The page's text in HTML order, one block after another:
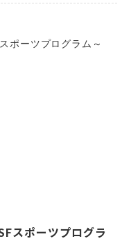
スポーツプログラ